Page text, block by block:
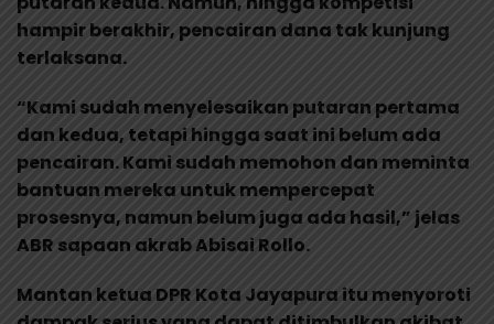
hampir berakhir, pencairan dana tak kunjung
terlaksana.
“Kami sudah menyelesaikan putaran pertama
dan kedua, tetapi hingga saat ini belum ada
pencairan. Kami sudah memohon dan meminta
bantuan mereka untuk mempercepat
prosesnya, namun belum juga ada hasil,” jelas
ABR sapaan akrab Abisai Rollo.
Mantan ketua DPR Kota Jayapura itu menyoroti